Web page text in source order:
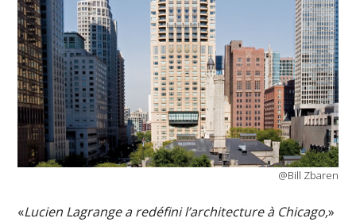
@Bill Zbaren
«Lucien Lagrange a redéfini l’architecture à Chicago,»